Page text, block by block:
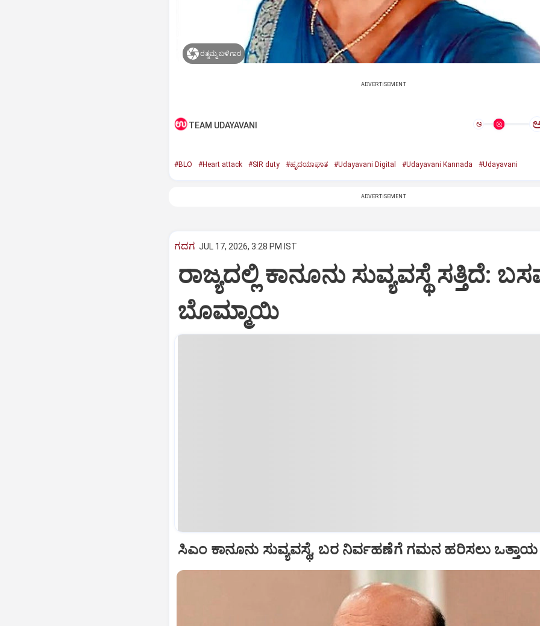
ರತ್ನಮ್ಮ ಬಳಿಗಾರ
ADVERTISEMENT
TEAM UDAYAVANI ಅ
#BLO #Heart attack #SIR duty #ಹೃದಯಾಘಾತ #Udayavani Digital #Udayavani Kannada #Udayavani
ADVERTISEMENT
ಗದಗ JUL 17, 2026, 3:28 PM IST
ರಾಜ್ಯದಲ್ಲಿ ಕಾನೂನು ಸುವ್ಯವಸ್ಥೆ ಸತ್ತಿದೆ:
ಬೊಮ್ಮಾಯಿ
ಸಿಎಂ ಕಾನೂನು ಸುವ್ಯವಸ್ಥೆ, ಬರ ನಿರ್ವಹಣೆಗೆ ಗಮನ ಹರಿಸಲು ಒತ್ತಾಯ